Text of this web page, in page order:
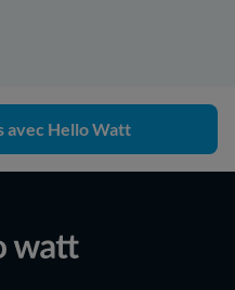
avec Hello Watt